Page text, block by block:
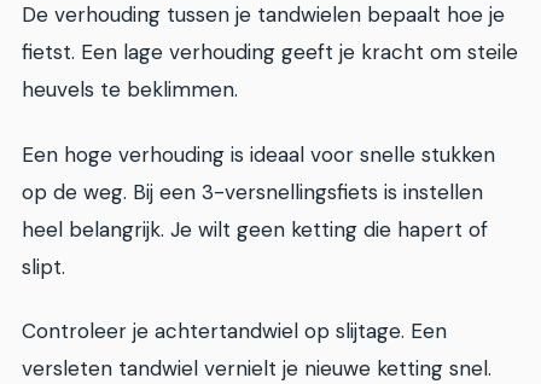
De verhouding tussen je tandwielen bepaalt hoe je
fietst. Een lage verhouding geeft je kracht om steile
heuvels te beklimmen.
Een hoge verhouding is ideaal voor snelle stukken
op de weg. Bij een 3-versnellingsfiets is instellen
heel belangrijk. Je wilt geen ketting die hapert of
slipt.
Controleer je achtertandwiel op slijtage. Een
versleten tandwiel vernielt je nieuwe ketting snel.